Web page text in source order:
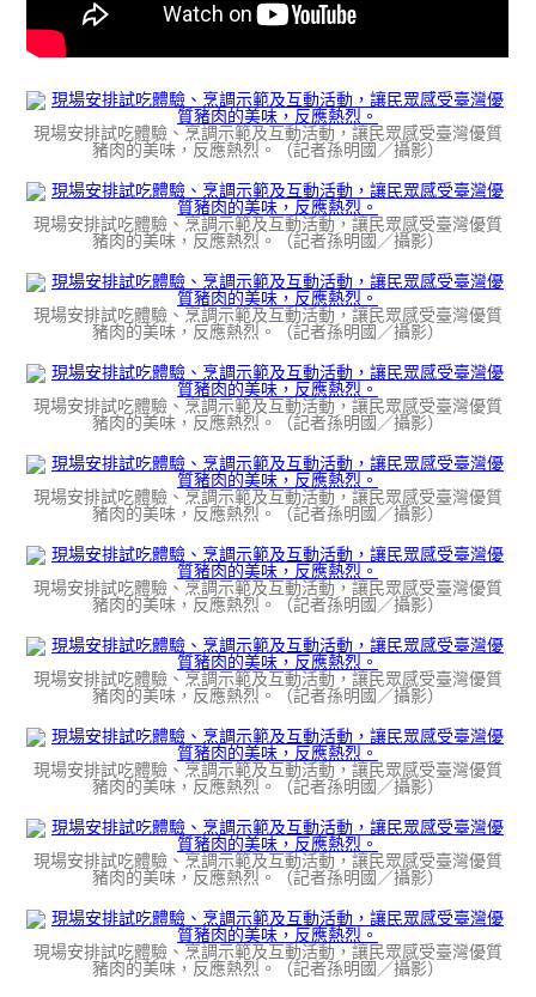
現場安排試吃體驗、烹調示範及互動活動，讓民眾感受臺灣優質
豬肉的美味，反應熱烈。（記者孫明國／攝影）
現場安排試吃體驗、烹調示範及互動活動，讓民眾感受臺灣優質
豬肉的美味，反應熱烈。（記者孫明國／攝影）
現場安排試吃體驗、烹調示範及互動活動，讓民眾感受臺灣優質
豬肉的美味，反應熱烈。（記者孫明國／攝影）
現場安排試吃體驗、烹調示範及互動活動，讓民眾感受臺灣優質
豬肉的美味，反應熱烈。（記者孫明國／攝影）
現場安排試吃體驗、烹調示範及互動活動，讓民眾感受臺灣優質
豬肉的美味，反應熱烈。（記者孫明國／攝影）
現場安排試吃體驗、烹調示範及互動活動，讓民眾感受臺灣優質
豬肉的美味，反應熱烈。（記者孫明國／攝影）
現場安排試吃體驗、烹調示範及互動活動，讓民眾感受臺灣優質
豬肉的美味，反應熱烈。（記者孫明國／攝影）
現場安排試吃體驗、烹調示範及互動活動，讓民眾感受臺灣優質
豬肉的美味，反應熱烈。（記者孫明國／攝影）
現場安排試吃體驗、烹調示範及互動活動，讓民眾感受臺灣優質
豬肉的美味，反應熱烈。（記者孫明國／攝影）
現場安排試吃體驗、烹調示範及互動活動，讓民眾感受臺灣優質
豬肉的美味，反應熱烈。（記者孫明國／攝影）